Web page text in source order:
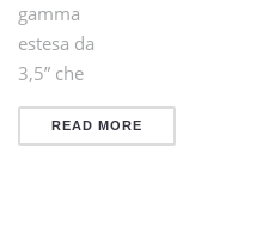
gamma
estesa da
3,5” che
READ MORE